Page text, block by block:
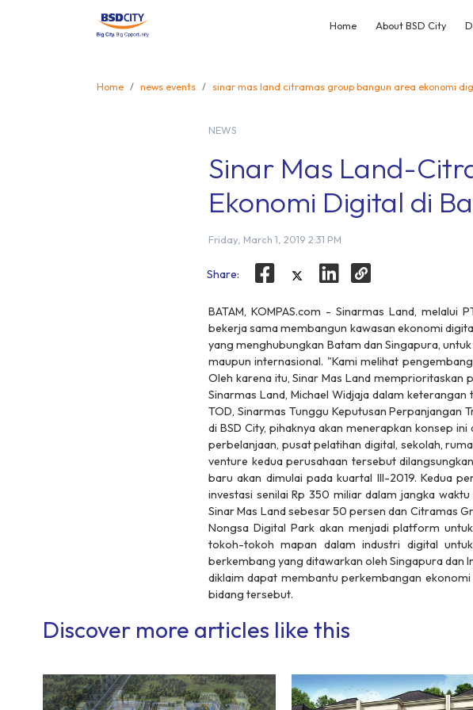
Home About BSD City
Home news events sinar mas land citramas group bangun area ekonomi
NEWS
Sinar Mas Land-
Ekonomi Digital di
Friday, March 1, 2019 2:31 PM
Share:
BATAM, KOMPAS.com - Sinarmas Land,
bekerja sama membangun kawasan ekonomi
yang menghubungkan Batam dan Singapura,
maupun internasional. "Kami melihat
Oleh karena itu, Sinar Mas Land memprioritaskan
Sinarmas Land, Michael Widjaja dalam
TOD, Sinarmas Tunggu Keputusan Perpanjangan
di BSD City, pihaknya akan menerapkan konsep
perbelanjaan, pusat pelatihan digital, sekolah,
venture kedua perusahaan tersebut
baru akan dimulai pada kuartal III-2019. Kedua
investasi senilai Rp 350 miliar dalam jangka
Sinar Mas Land sebesar 50 persen dan Citramas
Nongsa Digital Park akan menjadi platform
tokoh-tokoh mapan dalam industri digital
berkembang yang ditawarkan oleh Singapura dan
diklaim dapat membantu perkembangan
bidang tersebut.
Discover more articles like this